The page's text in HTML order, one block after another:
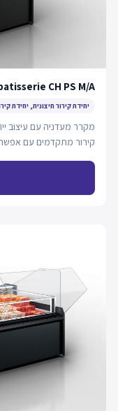
CH PS M/A
יחידת קירור חיצונית, יחידת
מקרר מעדניה עם עיצוב
קירור מתקדמים עם